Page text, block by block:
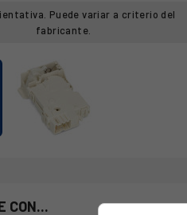
Puede variar a criterio del
fabricante.
CON...